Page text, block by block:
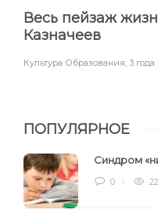
Весь пейзаж
Казначеев
Культура Образования, 3 года
ПОПУЛЯРНОЕ
Синдром
0